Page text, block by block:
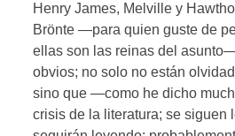
Henry James, Melville y
Brönte —para quien guste de
ellas son las reinas del
obvios; no solo no están
sino que —como he dicho
crisis de la literatura; se siguen